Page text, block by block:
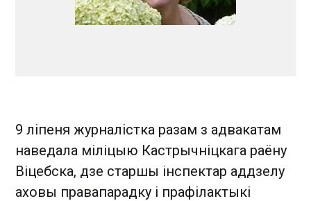
9 ліпеня журналістка разам з адвакатам
наведала міліцыю Кастрычніцкага раёну
Віцебска, дзе старшы інспектар аддзелу
аховы правапарадку і прафілактыкі